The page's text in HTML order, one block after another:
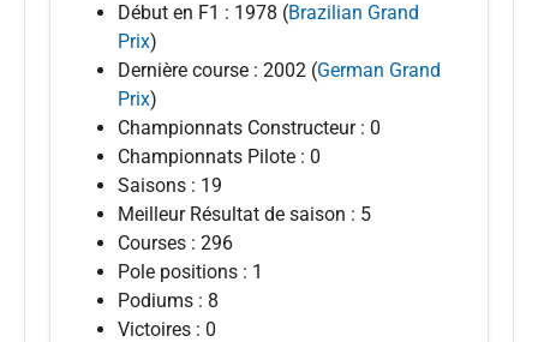
Début en F1 : 1978 (Brazilian Grand
Prix)
Dernière course : 2002 (German Grand
Prix)
Championnats Constructeur : 0
Championnats Pilote : 0
Saisons : 19
Meilleur Résultat de saison : 5
Courses : 296
Pole positions : 1
Podiums : 8
Victoires : 0